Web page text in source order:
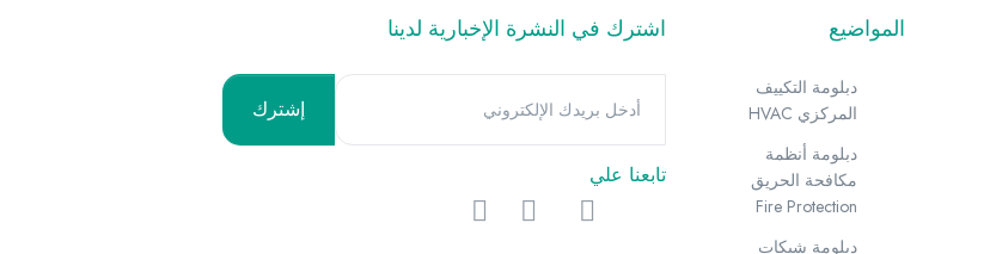
المواضيع
دبلومة التكييف
المركزي HVAC
دبلومة أنظمة
مكافحة الحريق
Fire Protection
دبلومة شبكات
اشترك في النشرة الإخبارية لدينا
تابعنا علي